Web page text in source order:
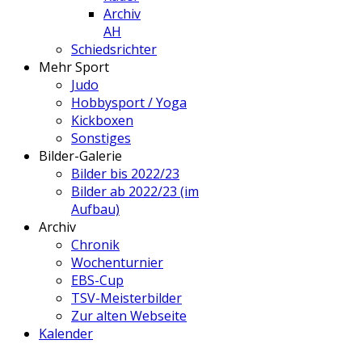
Archiv
AH
Schiedsrichter
Mehr Sport
Judo
Hobbysport / Yoga
Kickboxen
Sonstiges
Bilder-Galerie
Bilder bis 2022/23
Bilder ab 2022/23 (im
Aufbau)
Archiv
Chronik
Wochenturnier
EBS-Cup
TSV-Meisterbilder
Zur alten Webseite
Kalender